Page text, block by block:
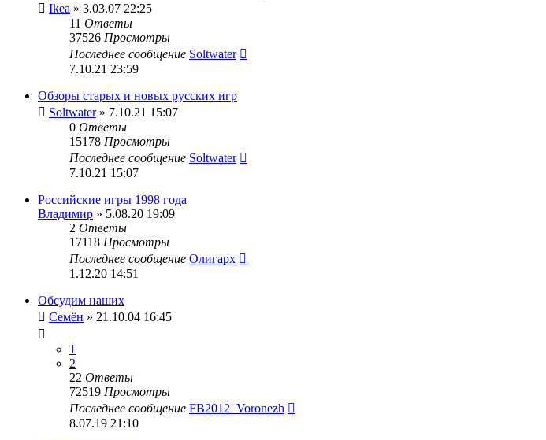
Ikea » 3.03.07 22:25
11 Ответы
37526 Просмотры
Последнее сообщение Soltwater
7.10.21 23:59
Обзоры старых и новых русских игр
Soltwater» 7.10.21 15:07
0 Ответы
15178 Просмотры
Последнее сообщение Soltwater
7.10.21 15:07
Российские игры 1998 года
Владимир » 5.08.20 19:09
2 Ответы
17118 Просмотры
Последнее сообщение Олигарх
1.12.20 14:51
Обсудим наших
Семён » 21.10.04 16:45
1
2
22 Ответы
72519 Просмотры
Последнее сообщение FB2012_Voronezh
8.07.19 21:10